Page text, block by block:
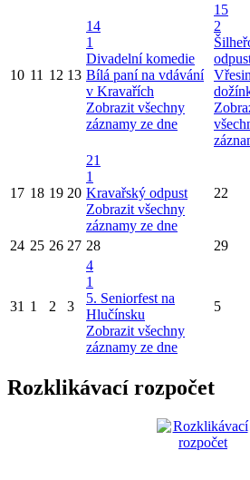
10 11 12 13
14
1
Divadelní komedie
Bílá paní na vdávání
v Kravařích
Zobrazit všechny
záznamy ze dne
15
2
17 18 19 20
21
1
Kravařský odpust
Zobrazit všechny
záznamy ze dne
22
24 25 26 27 28 29
31 1 2 3
4
1
5. Seniorfest na
Hlučínsku
Zobrazit všechny
záznamy ze dne
5
Rozklikávací rozpočet